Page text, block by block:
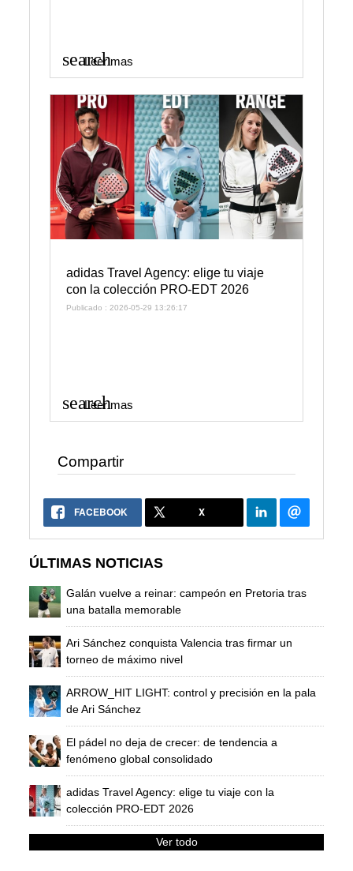
search
Leer mas
adidas Travel Agency: elige tu viaje
con la colección PRO-EDT 2026
Publicado : 2026-05-29 13:26:17
search
Leer mas
Compartir
FACEBOOK X
ÚLTIMAS NOTICIAS
Galán vuelve a reinar: campeón en Pretoria tras
una batalla memorable
Ari Sánchez conquista Valencia tras firmar un
torneo de máximo nivel
ARROW_HIT LIGHT: control y precisión en la pala
de Ari Sánchez
El pádel no deja de crecer: de tendencia a
fenómeno global consolidado
adidas Travel Agency: elige tu viaje con la
colección PRO-EDT 2026
Ver todo